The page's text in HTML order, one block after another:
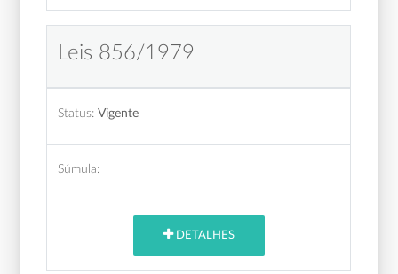
Leis 856/1979
Status: Vigente
Súmula:
DETALHES